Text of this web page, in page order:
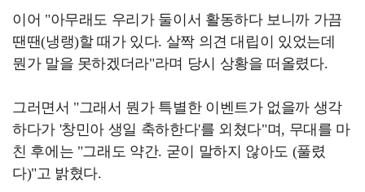
이어 "아무래도 우리가 둘이서 활동하다 보니까 가끔
땐땐(냉랭)할 때가 있다. 살짝 의견 대립이 있었는데
뭔가 말을 못하겠더라"라며 당시 상황을 떠올렸다.
그러면서 "그래서 뭔가 특별한 이벤트가 없을까 생각
하다가 '창민아 생일 축하한다'를 외쳤다"며, 무대를 마
친 후에는 "그래도 약간. 굳이 말하지 않아도 (풀렸
다)"고 밝혔다.